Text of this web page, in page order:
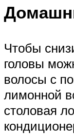
Чтобы
головы
волосы с
лимонной
столовая